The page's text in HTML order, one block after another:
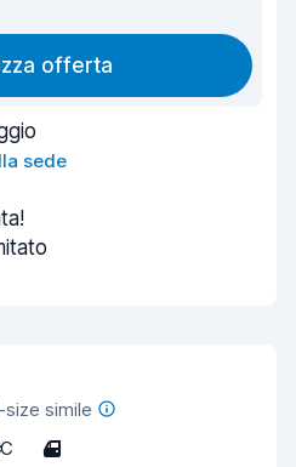
offerta
sede
size simile
4